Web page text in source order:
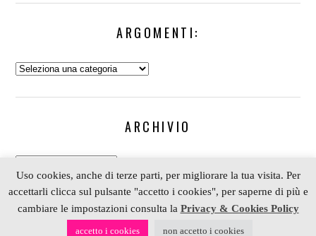
ARGOMENTI:
Argomenti:
ARCHIVIO
Archivio
COPYRIGHT 2006-2023 ALESSIA SCRAP & CRAFT |
Uso cookies, anche di terze parti, per migliorare la tua visita. Per
accettarli clicca sul pulsante "accetto i cookies", per saperne di più e
cambiare le impostazioni consulta la Privacy & Cookies Policy
accetto i cookies non accetto i cookies